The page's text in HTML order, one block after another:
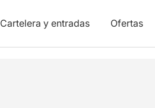
Cartelera y entradas Ofertas
Ficha artística Fotos y vídeos